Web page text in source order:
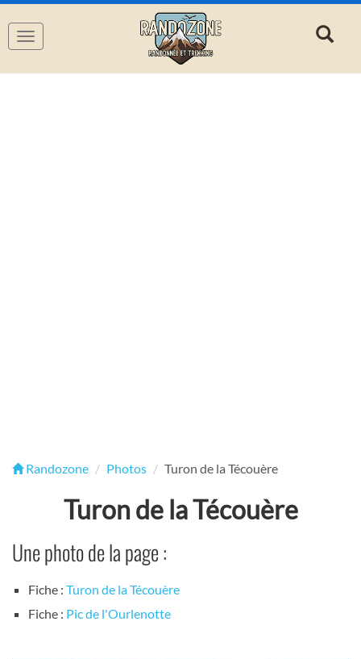
Navigation
Randozone Photos Turon de la Técouère
Turon de la Técouère
Une photo de la page :
Fiche : Turon de la Técouère
Fiche : Pic de l'Ourlenotte